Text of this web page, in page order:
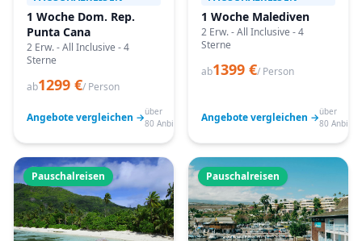
1 Woche Dom. Rep.
Punta Cana
2 Erw. - All Inclusive - 4
Sterne
ab1299 €/ Person
Angebote vergleichen →über
80 Anbieter
1 Woche Malediven
2 Erw. - All Inclusive - 4
Sterne
ab1399 €/ Person
Angebote vergleichen →über
80
Pauschalreisen Pauschalreisen